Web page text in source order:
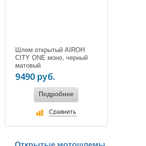
Шлем открытый AIROH
CITY ONE моно, черный
матовый
9490 руб.
Подробнее
Сравнить